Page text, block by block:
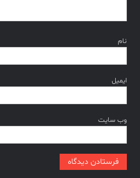
نام
ایمیل
وب‌ سایت